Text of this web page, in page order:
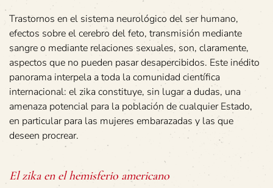
Trastornos en el sistema neurológico del ser humano,
efectos sobre el cerebro del feto, transmisión mediante
sangre o mediante relaciones sexuales, son, claramente,
aspectos que no pueden pasar desapercibidos. Este inédito
panorama interpela a toda la comunidad científica
internacional: el zika constituye, sin lugar a dudas, una
amenaza potencial para la población de cualquier Estado,
en particular para las mujeres embarazadas y las que
deseen procrear.
El zika en el hemisferio americano